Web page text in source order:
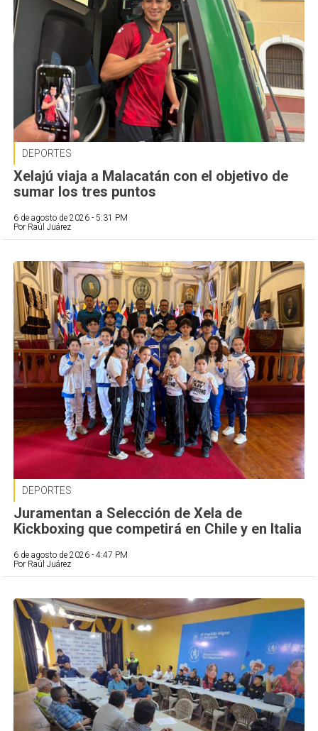
DEPORTES
Xelajú viaja a Malacatán con el objetivo de
sumar los tres puntos
6 de agosto de 2026 - 5:31 PM
Por Raúl Juárez
DEPORTES
Juramentan a Selección de Xela de
Kickboxing que competirá en Chile y en Italia
6 de agosto de 2026 - 4:47 PM
Por Raúl Juárez